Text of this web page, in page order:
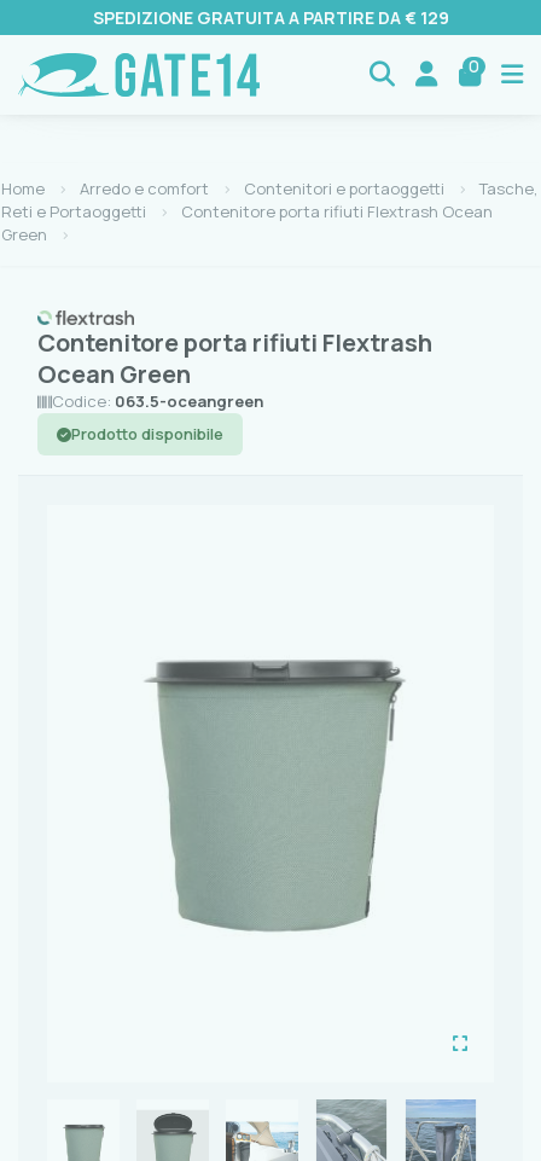
SPEDIZIONE GRATUITA A PARTIRE DA € 129
0
Home Arredo e comfort Contenitori e portaoggetti
Tasche,
Reti e Portaoggetti
Contenitore porta rifiuti Flextrash Ocean
Green
Contenitore porta rifiuti Flextrash
Ocean Green
Codice: 063.5-oceangreen
Prodotto disponibile